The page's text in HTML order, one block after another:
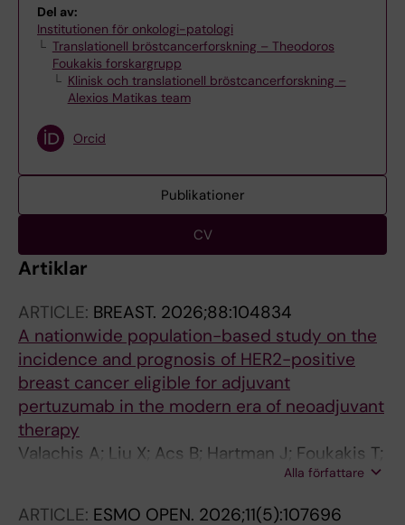
Del av:
Institutionen för onkologi-patologi
Translationell bröstcancerforskning – Theodoros
Foukakis forskargrupp
Klinisk och translationell bröstcancerforskning –
Alexios Matikas team
Orcid
Publikationer
CV
Artiklar
ARTICLE: BREAST. 2026;88:104834
A nationwide population-based study on the
incidence and prognosis of HER2-positive
breast cancer eligible for adjuvant
pertuzumab in the modern era of neoadjuvant
therapy
Valachis A; Liu X; Acs B; Hartman J; Foukakis T;
Alla författare
ARTICLE: ESMO OPEN. 2026;11(5):107696